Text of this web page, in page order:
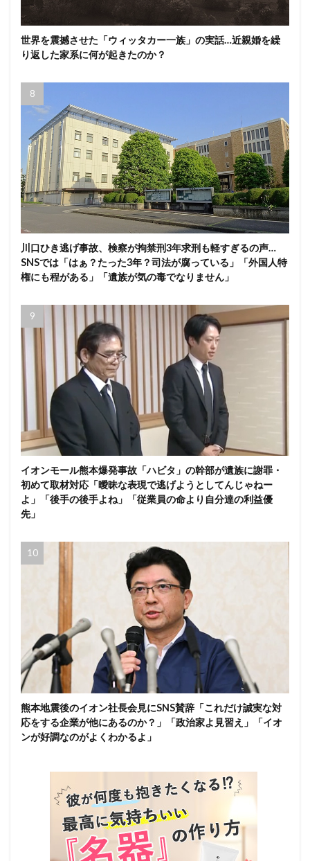
世界を震撼させた「ウィッタカー一族」の実話…近親婚を繰
り返した家系に何が起きたのか？
川口ひき逃げ事故、検察が拘禁刑3年求刑も軽すぎるの声…
SNSでは「はぁ？たった3年？司法が腐っている」「外国人特
権にも程がある」「遺族が気の毒でなりません」
イオンモール熊本爆発事故「ハビタ」の幹部が遺族に謝罪・
初めて取材対応「曖昧な表現で逃げようとしてんじゃねー
よ」「後手の後手よね」「従業員の命より自分達の利益優
先」
熊本地震後のイオン社長会見にSNS賛辞「これだけ誠実な対
応をする企業が他にあるのか？」「政治家よ見習え」「イオ
ンが好調なのがよくわかるよ」